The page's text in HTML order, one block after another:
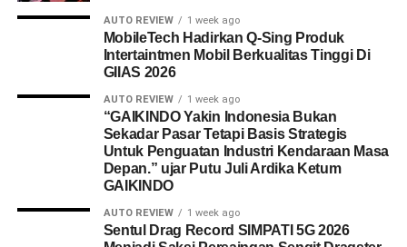
AUTO REVIEW 1 week ago
MobileTech Hadirkan Q-Sing Produk
Intertaintmen Mobil Berkualitas Tinggi Di
GIIAS 2026
AUTO REVIEW 1 week ago
“GAIKINDO Yakin Indonesia Bukan
Sekadar Pasar Tetapi Basis Strategis
Untuk Penguatan Industri Kendaraan Masa
Depan.” ujar Putu Juli Ardika Ketum
GAIKINDO
AUTO REVIEW 1 week ago
Sentul Drag Record SIMPATI 5G 2026